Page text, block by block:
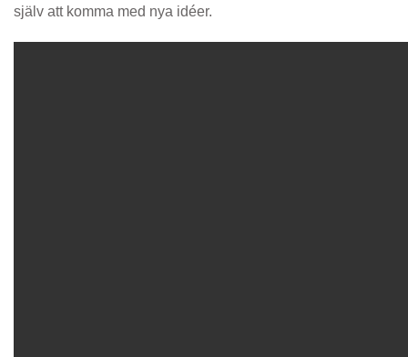
själv att komma med nya idéer.